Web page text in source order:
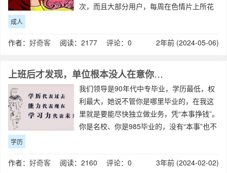
次，而且大部分用户，每周在色情片上所花
度，或者是心理的角度，看色情片都是
成人
作者： 好奇客 阅读：2177 评论：0 2年前 (2024-05-06)
​上班后才发现，单位根本没人在意你的学历
我们领导是90年代中专毕业，学历最低，权
利最大，她说不管你是哪里毕业的，在我这
里就是要能尽快独立做业务，凭“本事挣钱”。
你是名校、你是985毕业的，没有“本事”也不
习能力，接
学历
作者： 好奇客 阅读：2160 评论：0 3年前 (2024-02-02)